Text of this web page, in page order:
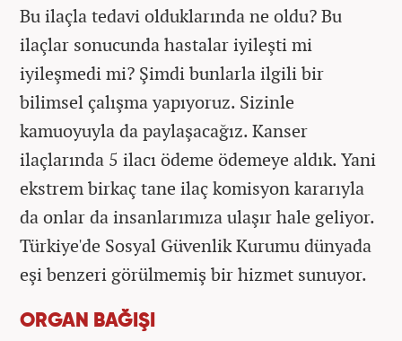
Bu ilaçla tedavi olduklarında ne oldu? Bu
ilaçlar sonucunda hastalar iyileşti mi
iyileşmedi mi? Şimdi bunlarla ilgili bir
bilimsel çalışma yapıyoruz. Sizinle
kamuoyuyla da paylaşacağız. Kanser
ilaçlarında 5 ilacı ödeme ödemeye aldık. Yani
ekstrem birkaç tane ilaç komisyon kararıyla
da onlar da insanlarımıza ulaşır hale geliyor.
Türkiye'de Sosyal Güvenlik Kurumu dünyada
eşi benzeri görülmemiş bir hizmet sunuyor.
ORGAN BAĞIŞI